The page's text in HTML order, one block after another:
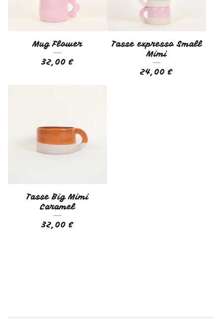
Mug Flower
32,00 €
Tasse expresso Small
Mimi
24,00 €
Tasse Big Mimi
Caramel
32,00 €